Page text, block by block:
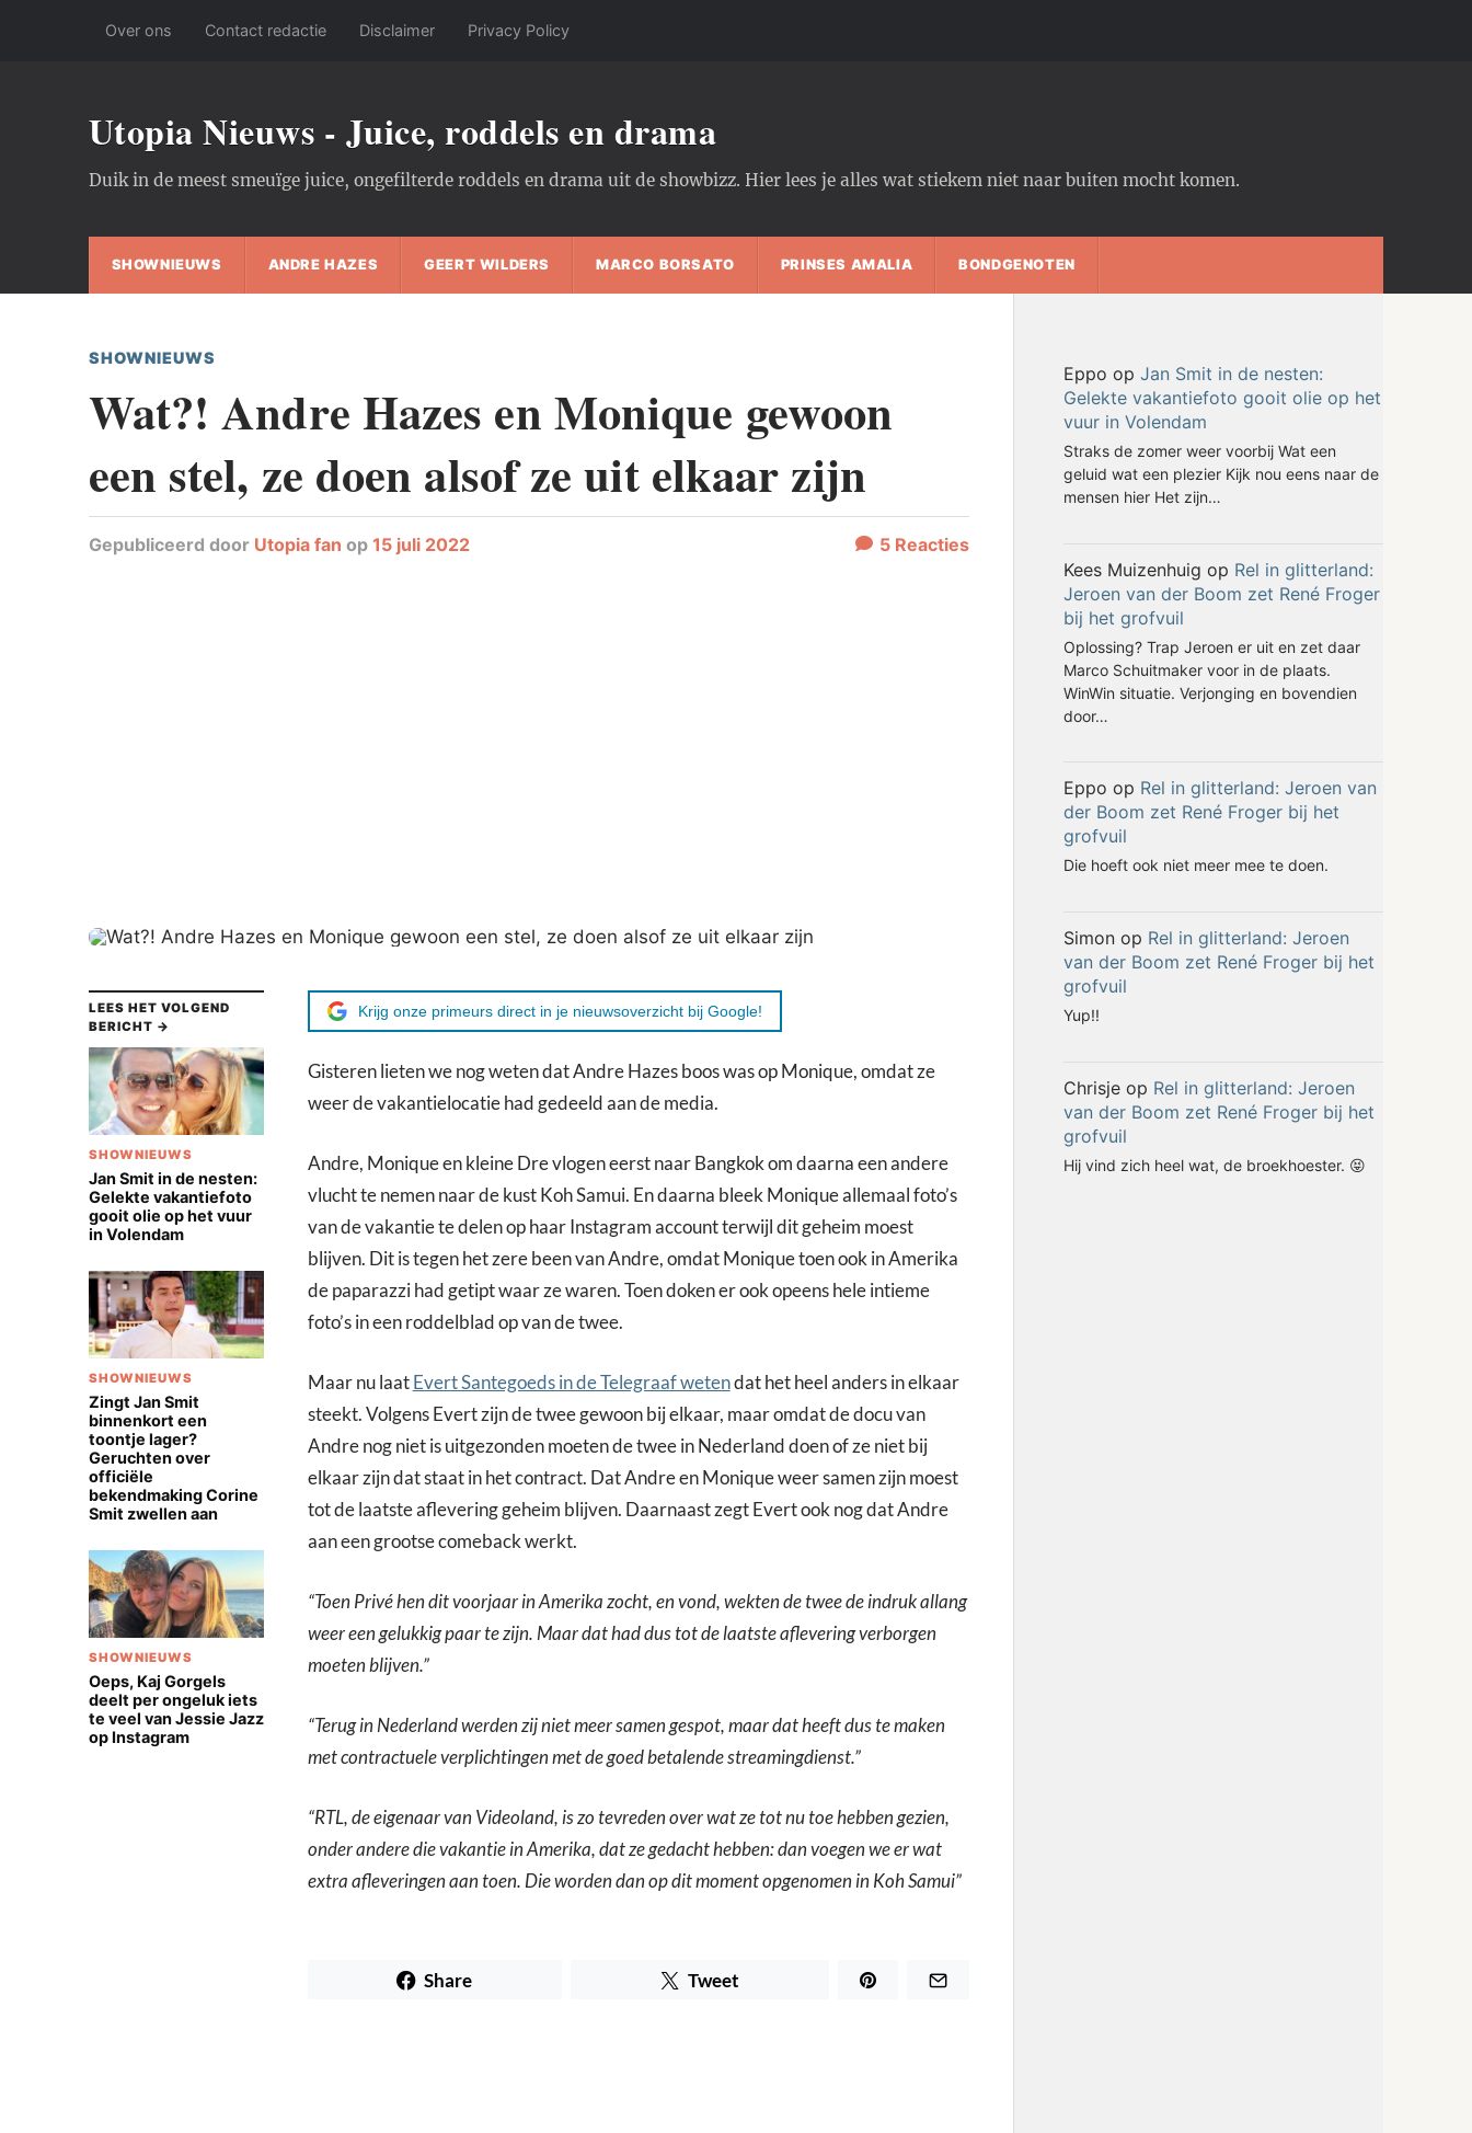
Over ons Contact redactie Disclaimer Privacy Policy
Utopia Nieuws - Juice, roddels en drama
Duik in de meest smeuïge juice, ongefilterde roddels en drama uit de showbizz. Hier lees je alles wat stiekem niet naar buiten mocht komen.
SHOWNIEUWS ANDRE HAZES GEERT WILDERS MARCO BORSATO PRINSES AMALIA BONDGENOTEN
SHOWNIEUWS
Wat?! Andre Hazes en Monique gewoon
een stel, ze doen alsof ze uit elkaar zijn
Gepubliceerd door Utopia fan op 15 juli 2022 5Reacties
LEES HET VOLGEND
BERICHT →
SHOWNIEUWS
Jan Smit in de nesten:
Gelekte vakantiefoto
gooit olie op het vuur
in Volendam
SHOWNIEUWS
Zingt Jan Smit
binnenkort een
toontje lager?
Geruchten over
officiële
bekendmaking Corine
Smit zwellen aan
SHOWNIEUWS
Oeps, Kaj Gorgels
deelt per ongeluk iets
te veel van Jessie Jazz
op Instagram
Krijg onze primeurs direct in je nieuwsoverzicht bij Google!
Gisteren lieten we nog weten dat Andre Hazes boos was op Monique, omdat ze
weer de vakantielocatie had gedeeld aan de media.
Andre, Monique en kleine Dre vlogen eerst naar Bangkok om daarna een andere
vlucht te nemen naar de kust Koh Samui. En daarna bleek Monique allemaal foto’s
van de vakantie te delen op haar Instagram account terwijl dit geheim moest
blijven. Dit is tegen het zere been van Andre, omdat Monique toen ook in Amerika
de paparazzi had getipt waar ze waren. Toen doken er ook opeens hele intieme
foto’s in een roddelblad op van de twee.
Maar nu laatEvert Santegoeds in de Telegraaf wetendat het heel anders in elkaar
steekt. Volgens Evert zijn de twee gewoon bij elkaar, maar omdat de docu van
Andre nog niet is uitgezonden moeten de twee in Nederland doen of ze niet bij
elkaar zijn dat staat in het contract. Dat Andre en Monique weer samen zijn moest
tot de laatste aflevering geheim blijven. Daarnaast zegt Evert ook nog dat Andre
aan een grootse comeback werkt.
“Toen Privé hen dit voorjaar in Amerika zocht, en vond, wekten de twee de indruk allang
weer een gelukkig paar te zijn. Maar dat had dus tot de laatste aflevering verborgen
moeten blijven.”
“Terug in Nederland werden zij niet meer samen gespot, maar dat heeft dus te maken
met contractuele verplichtingen met de goed betalende streamingdienst.”
“RTL, de eigenaar van Videoland, is zo tevreden over wat ze tot nu toe hebben gezien,
onder andere die vakantie in Amerika, dat ze gedacht hebben: dan voegen we er wat
extra afleveringen aan toen. Die worden dan op dit moment opgenomen in Koh Samui”
Share Tweet
Eppo op Jan Smit in de nesten:
Gelekte vakantiefoto gooit olie op het
vuur in Volendam
Straks de zomer weer voorbij Wat een
geluid wat een plezier Kijk nou eens naar de
mensen hier Het zijn…
Kees Muizenhuig op Rel in glitterland:
Jeroen van der Boom zet René Froger
bij het grofvuil
Oplossing? Trap Jeroen er uit en zet daar
Marco Schuitmaker voor in de plaats.
WinWin situatie. Verjonging en bovendien
door…
Eppo op Rel in glitterland: Jeroen van
der Boom zet René Froger bij het
grofvuil
Die hoeft ook niet meer mee te doen.
Simonop Rel in glitterland: Jeroen
van der Boom zet René Froger bij het
grofvuil
Yup!!
Chrisjeop Rel in glitterland: Jeroen
van der Boom zet René Froger bij het
grofvuil
Hij vind zich heel wat, de broekhoester. 😝